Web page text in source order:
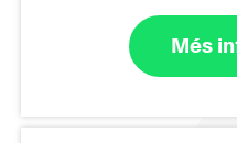
Més